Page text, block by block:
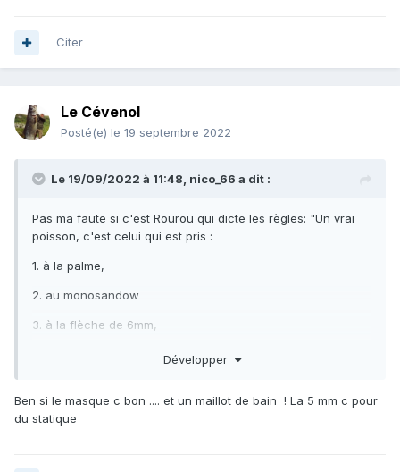
Citer
Le Cévenol
Posté(e) le 19 septembre 2022
Le 19/09/2022 à 11:48, nico_66 a dit :
Pas ma faute si c'est Rourou qui dicte les règles: "Un vrai
poisson, c'est celui qui est pris :
1. à la palme,
2. au monosandow
3. à la flèche de 6mm,
4. hors zones dites "Eldorado" => exit le 83, le 13, la Corse
5. parmi la liste suivante: "Denti/Daurade/Sériole" avec une
liste accessoire de sauve brecouille tolérée:
Développer
Ben si le masque c bon .... et un maillot de bain ! La 5 mm c pour
du statique